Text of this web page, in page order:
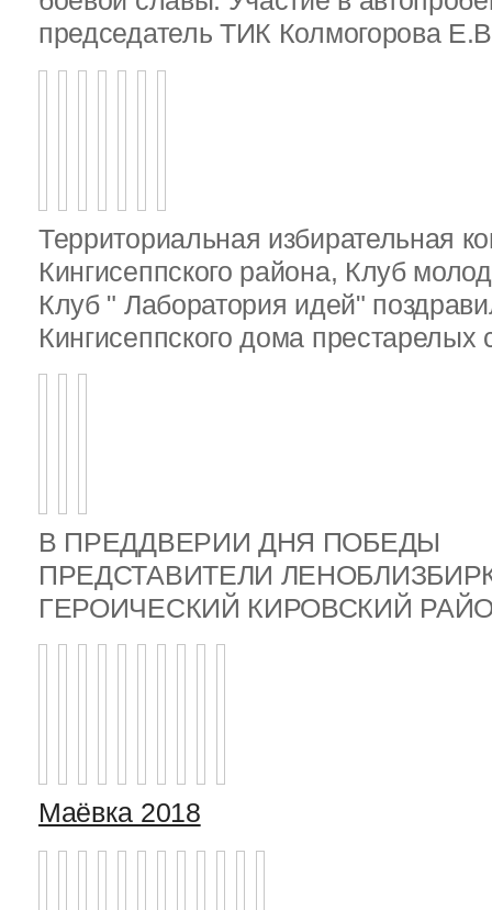
председатель ТИК Колмогорова
Территориальная избирательная
Кингисеппского района, Клуб
Клуб " Лаборатория идей"
Кингисеппского дома
В ПРЕДДВЕРИИ ДНЯ ПОБЕДЫ
ПРЕДСТАВИТЕЛИ
ГЕРОИЧЕСКИЙ КИРОВСКИЙ
Маёвка 2018